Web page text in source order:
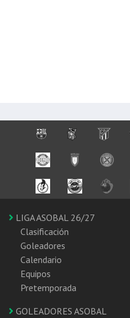
LIGA ASOBAL 26/27
Clasificación
Goleadores
Calendario
Equipos
Pretemporada
GOLEADORES ASOBAL